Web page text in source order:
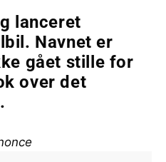
lanceret
Navnet er
gået stille for
over det